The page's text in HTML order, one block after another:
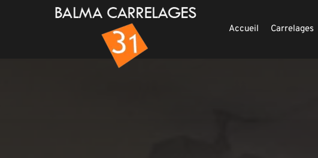
Accueil Carrelages